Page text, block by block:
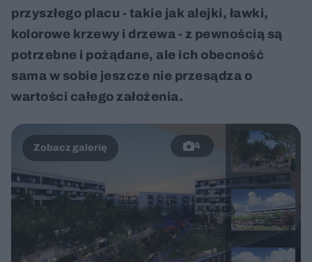
przyszłego placu - takie jak alejki, ławki,
kolorowe krzewy i drzewa - z pewnością są
potrzebne i pożądane, ale ich obecność
sama w sobie jeszcze nie przesądza o
wartości całego założenia.
4